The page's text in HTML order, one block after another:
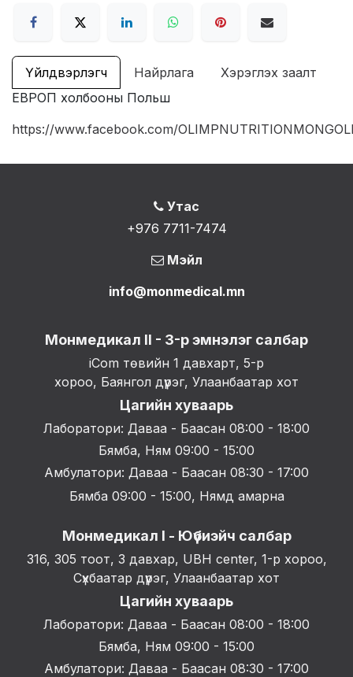
Үйлдвэрлэгч Найрлага
Хэрэглэх заалт
ЕВРОП холбооны Польш
https://www.facebook.com/
Утас
+976 7711-7474
Мэйл
info@monmedical.mn
Монмедикал II - 3-р эмнэлэг салбар
iCom төвийн 1 давхарт, 5-р
хороо, Баянгол дүүрэг, Улаанбаатар хот
Цагийн хуваарь
Лаборатори: Даваа - Баасан 08:00 - 18:00
Бямба, Ням 09:00 - 15:00
Амбулатори: Даваа - Баасан 08:30 - 17:00
Бямба 09:00 - 15:00, Нямд амарна
Монмедикал I - Юүбиэйч салбар
316, 305 тоот, 3 давхар, UBH center, 1-р хороо,
Сүхбаатар дүүрэг, Улаанбаатар хот
Цагийн хуваарь
Лаборатори: Даваа - Баасан 08:00 - 18:00
Бямба, Ням 09:00 - 15:00
Амбулатори: Даваа - Баасан 08:30 - 17:00